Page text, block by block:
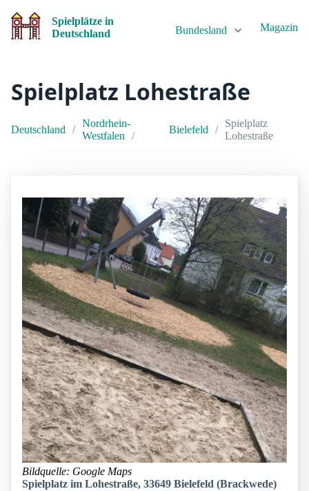
Spielplätze in
Deutschland
Bundesland Magazin
Spielplatz Lohestraße
Deutschland
Nordrhein-
Westfalen
Bielefeld
Spielplatz
Lohestraße
Bildquelle: Google Maps
Spielplatz im Lohestraße, 33649 Bielefeld (Brackwede)